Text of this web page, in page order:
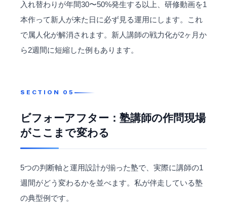
入れ替わりが年間30〜50%発生する以上、研修動画を1
本作って新人が来た日に必ず見る運用にします。これ
で属人化が解消されます。新人講師の戦力化が2ヶ月か
ら2週間に短縮した例もあります。
ビフォーアフター：塾講師の作問現場
がここまで変わる
5つの判断軸と運用設計が揃った塾で、実際に講師の1
週間がどう変わるかを並べます。私が伴走している塾
の典型例です。